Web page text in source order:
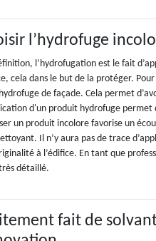
l’hydrofuge
l’hydrofugation est le fait
cela dans le but de la protéger.
de façade. Cela permet
d'un produit hydrofuge permet
un produit incolore favorise un
Il n’y aura pas de trace
à l’édifice. En tant que
détaillé.
fait de